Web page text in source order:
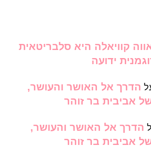
קוויאלה היא סלבריטאית
ידועה
הדרך אל האושר והעושר,
אביבית בר זוהר
הדרך אל האושר והעושר,
אביבית בר זוהר